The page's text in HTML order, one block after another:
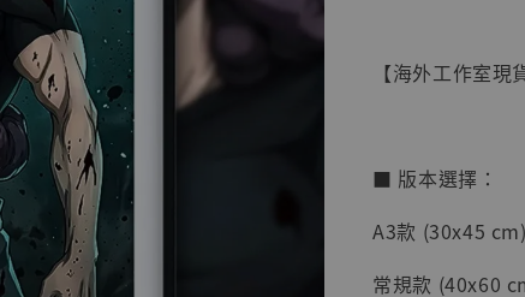
NT$ 4,280
加入
【海外工作室
■ 版本選擇：
A3款 (30x45 cm)
常規款 (40x60